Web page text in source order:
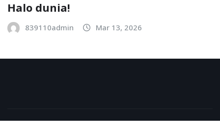
Halo dunia!
839110admin Mar 13, 2026